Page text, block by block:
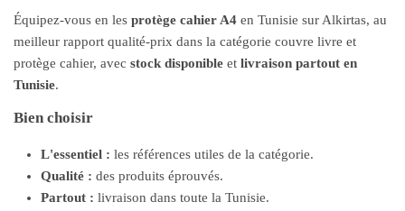
Équipez-vous en les protège cahier A4 en Tunisie sur Alkirtas, au
meilleur rapport qualité-prix dans la catégorie couvre livre et
protège cahier, avec stock disponible et livraison partout en
Tunisie.
Bien choisir
L'essentiel : les références utiles de la catégorie.
Qualité : des produits éprouvés.
Partout : livraison dans toute la Tunisie.